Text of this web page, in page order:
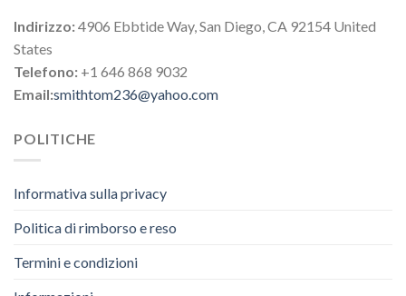
Indirizzo:4906 Ebbtide Way, San Diego, CA 92154 United
States
Telefono: +1 646 868 9032
Email:smithtom236@yahoo.com
POLITICHE
Informativa sulla privacy
Politica di rimborso e reso
Termini e condizioni